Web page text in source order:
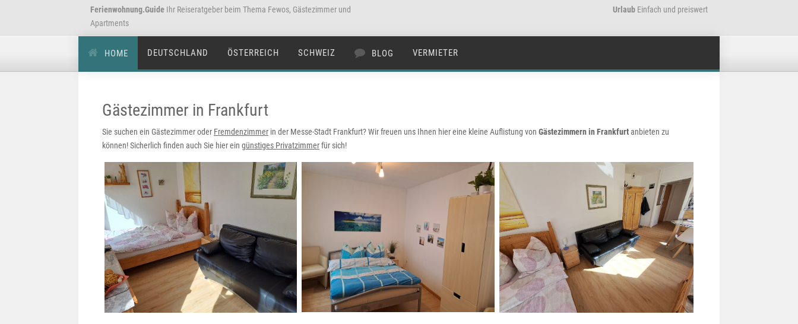
Ferienwohnung.Guide Ihr Reiseratgeber beim Thema Fewos, Gästezimmer und
Apartments
Urlaub Einfach und preiswert
HOME DEUTSCHLAND ÖSTERREICH SCHWEIZ BLOG VERMIETER
Gästezimmer in Frankfurt
Sie suchen ein Gästezimmer oder Fremdenzimmer in der Messe-Stadt Frankfurt? Wir freuen uns Ihnen hier eine kleine Auflistung von Gästezimmern in Frankfurtanbieten zu
können! Sicherlich finden auch Sie hier ein günstiges Privatzimmerfür sich!